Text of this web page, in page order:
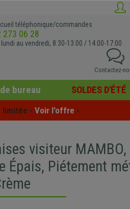
téléphonique/commandes
273 06 28
lundi au vendredi, 8:30-13:00 / 14:00-17:00
Contactez-
bureau SOLDES D'ÉTÉ
limitée - Voir l'offre -
visiteur MAMBO,
Épais, Piétement